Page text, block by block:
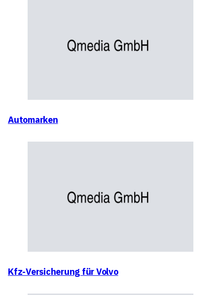
Automarken
Kfz-Versicherung für Volvo